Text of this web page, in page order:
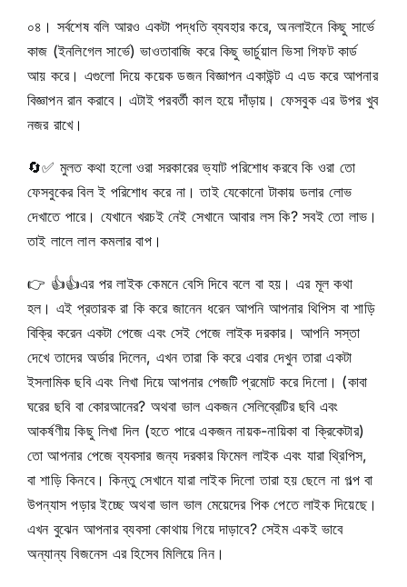
০৪। সর্বশেষ বলি আরও একটা পদ্ধতি ব্যবহার করে, অনলাইনে কিছু সার্ভে
কাজ (ইনলিগেল সার্ভে) ভাওতাবাজি করে কিছু ভার্চুয়াল ভিসা গিফট কার্ড
আয় করে। এগুলো দিয়ে কয়েক ডজন বিজ্ঞাপন একাউন্ট এ এড করে আপনার
বিজ্ঞাপন রান করাবে। এটাই পরবর্তী কাল হয়ে দাঁড়ায়। ফেসবুক এর উপর খুব
নজর রাখে।
🔄✅ মুলত কথা হলো ওরা সরকারের ভ্যাট পরিশোধ করবে কি ওরা তো
ফেসবুকের বিল ই পরিশোধ করে না। তাই যেকোনো টাকায় ডলার লোভ
দেখাতে পারে। যেখানে খরচই নেই সেখানে আবার লস কি? সবই তো লাভ।
তাই লালে লাল কমলার বাপ।
👉 👍👍এর পর লাইক কেমনে বেসি দিবে বলে বা হয়। এর মূল কথা
হল। এই প্রতারক রা কি করে জানেন ধরেন আপনি আপনার থিপিস বা শাড়ি
বিক্রি করেন একটা পেজে এবং সেই পেজে লাইক দরকার। আপনি সস্তা
দেখে তাদের অর্ডার দিলেন, এখন তারা কি করে এবার দেখুন তারা একটা
ইসলামিক ছবি এবং লিখা দিয়ে আপনার পেজটি প্রমোট করে দিলো। (কাবা
ঘরের ছবি বা কোরআনের? অথবা ভাল একজন সেলিব্রেটির ছবি এবং
আকর্ষণীয় কিছু লিখা দিল (হতে পারে একজন নায়ক-নায়িকা বা ক্রিকেটার)
তো আপনার পেজে ব্যবসার জন্য দরকার ফিমেল লাইক এবং যারা থ্রিপিস,
বা শাড়ি কিনবে। কিন্তু সেখানে যারা লাইক দিলো তারা হয় ছেলে না গল্প বা
উপন্যাস পড়ার ইচ্ছে অথবা ভাল ভাল মেয়েদের পিক পেতে লাইক দিয়েছে।
এখন বুঝেন আপনার ব্যবসা কোথায় গিয়ে দাড়াবে? সেইম একই ভাবে
অন্যান্য বিজনেস এর হিসেব মিলিয়ে নিন।